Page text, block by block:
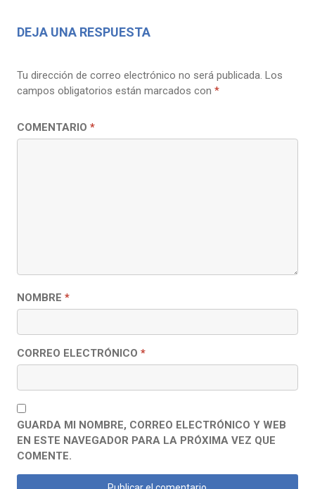
DEJA UNA RESPUESTA
Tu dirección de correo electrónico no será publicada. Los
campos obligatorios están marcados con *
COMENTARIO *
NOMBRE *
CORREO ELECTRÓNICO *
GUARDA MI NOMBRE, CORREO ELECTRÓNICO Y WEB
EN ESTE NAVEGADOR PARA LA PRÓXIMA VEZ QUE
COMENTE.